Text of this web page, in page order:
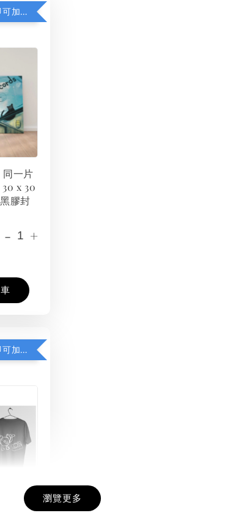
凡購買任一商品即可加購 THT 九週年 同一片天空 無框畫 30 x 30 cm 附掛勾 (黑膠封面大小）
一片
x 30
膠封
- +
凡購買任一商品即可加購 THT 九週年紀念 T-shirt
紀念 T-
瀏覽更多